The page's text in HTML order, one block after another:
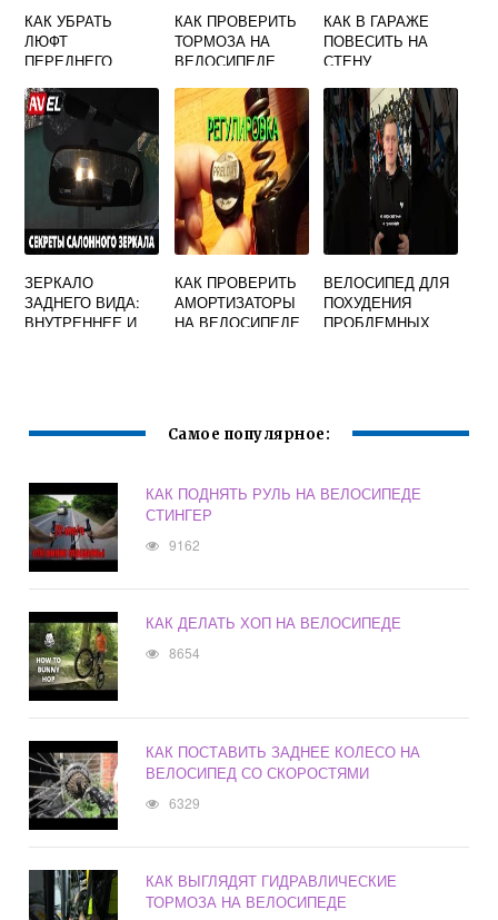
КАК УБРАТЬ
ЛЮФТ
ПЕРЕДНЕГО
ВЕЛОСИПЕДЕ
КАК ПРОВЕРИТЬ
ТОРМОЗА НА
ВЕЛОСИПЕДЕ
КАК В ГАРАЖЕ
ПОВЕСИТЬ НА
СТЕНУ
ЗЕРКАЛО
ЗАДНЕГО ВИДА:
ВНУТРЕННЕЕ И
КАК ПРОВЕРИТЬ
АМОРТИЗАТОРЫ
НА ВЕЛОСИПЕДЕ
ВЕЛОСИПЕД ДЛЯ
ПОХУДЕНИЯ
ПРОБЛЕМНЫХ
Самое популярное:
КАК ПОДНЯТЬ РУЛЬ НА ВЕЛОСИПЕДЕ
СТИНГЕР
9162
КАК ДЕЛАТЬ ХОП НА ВЕЛОСИПЕДЕ
8654
КАК ПОСТАВИТЬ ЗАДНЕЕ КОЛЕСО НА
ВЕЛОСИПЕД СО СКОРОСТЯМИ
6329
КАК ВЫГЛЯДЯТ ГИДРАВЛИЧЕСКИЕ
ТОРМОЗА НА ВЕЛОСИПЕДЕ